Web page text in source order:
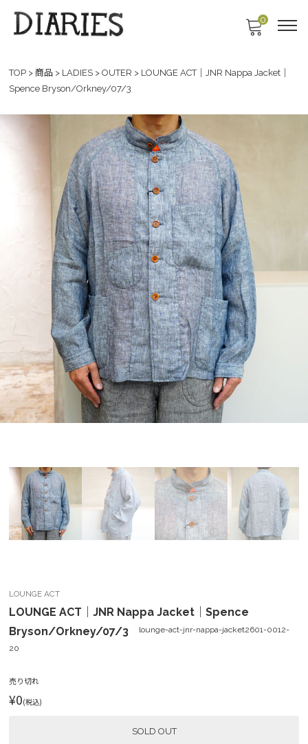
0
TOP > 商品 > LADIES > OUTER > LOUNGE ACT｜JNR Nappa Jacket｜
Spence Bryson/Orkney/07/3
LOUNGE ACT
LOUNGE ACT｜JNR Nappa Jacket｜Spence
Bryson/Orkney/07/3
lounge-act-jnr-nappa-jacket2601-0012-
20
売り切れ
¥0(税込)
SOLD OUT